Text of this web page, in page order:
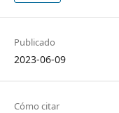
Publicado
2023-06-09
Cómo citar